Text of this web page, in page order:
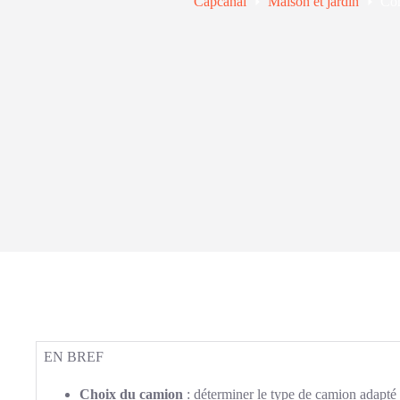
EN BREF
Choix du camion : déterminer le type de camion adapté